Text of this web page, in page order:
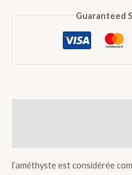
Guaranteed
l’améthyste est considérée